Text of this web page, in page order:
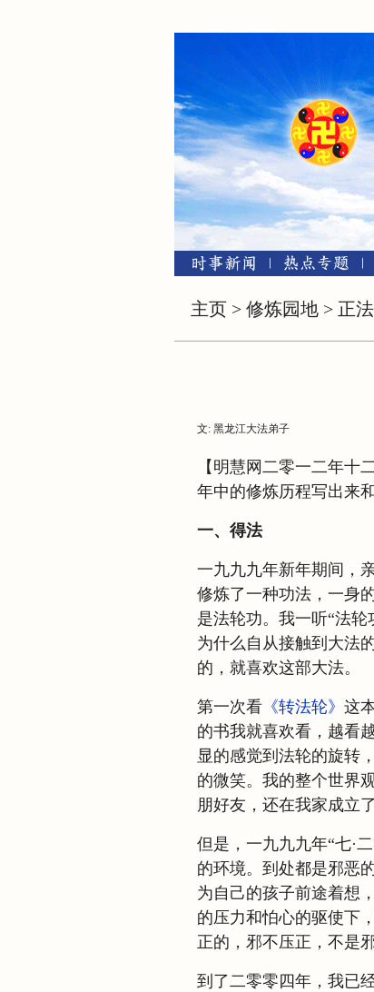
主页 > 修炼园地 > 正
文: 黑龙江大法弟子
【明慧网二零一二年十
年中的修炼历程写出来
一、得法
一九九九年新年期间，
修炼了一种功法，一身
是法轮功。我一听“法
为什么自从接触到大法
的，就喜欢这部大法。
第一次看 《转法轮》 这
的书我就喜欢看，越看
显的感觉到法轮的旋转
的微笑。我的整个世界
朋好友，还在我家成立
但是，一九九九年“七·
的环境。到处都是邪恶
为自己的孩子前途着想
的压力和怕心的驱使下
正的，邪不压正，不是
到了二零零四年，我已